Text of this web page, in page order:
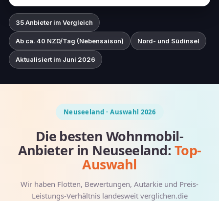
35 Anbieter im Vergleich
Ab ca. 40 NZD/Tag (Nebensaison) Nord- und Südinsel
Aktualisiert im Juni 2026
Neuseeland · Auswahl 2026
Die besten Wohnmobil-
Anbieter in Neuseeland: Top-
Auswahl
Wir haben Flotten, Bewertungen, Autarkie und Preis-
Leistungs-Verhältnis landesweit verglichen.die